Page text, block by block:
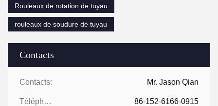
Contacts
Contacts: Mr. Jason Qian
Téléphone: 86-152-6166-0915
Rouleaux de rotation de tuyau
rouleaux de soudure de tuyau